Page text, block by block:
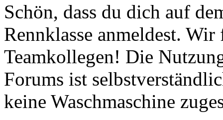
Schön, dass du dich auf
Rennklasse anmeldest.
Teamkollegen! Die
Forums ist
keine Waschmaschine